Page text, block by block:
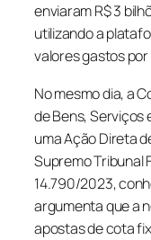
enviaram R$ 3
utilizando a
valores gastos por
No mesmo dia, a
de Bens, Serviços
uma Ação Direta
Supremo Tribunal
14.790/2023,
argumenta que a
apostas de cota